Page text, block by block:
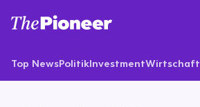
Top NewsPolitikInvestmentWirtschaft